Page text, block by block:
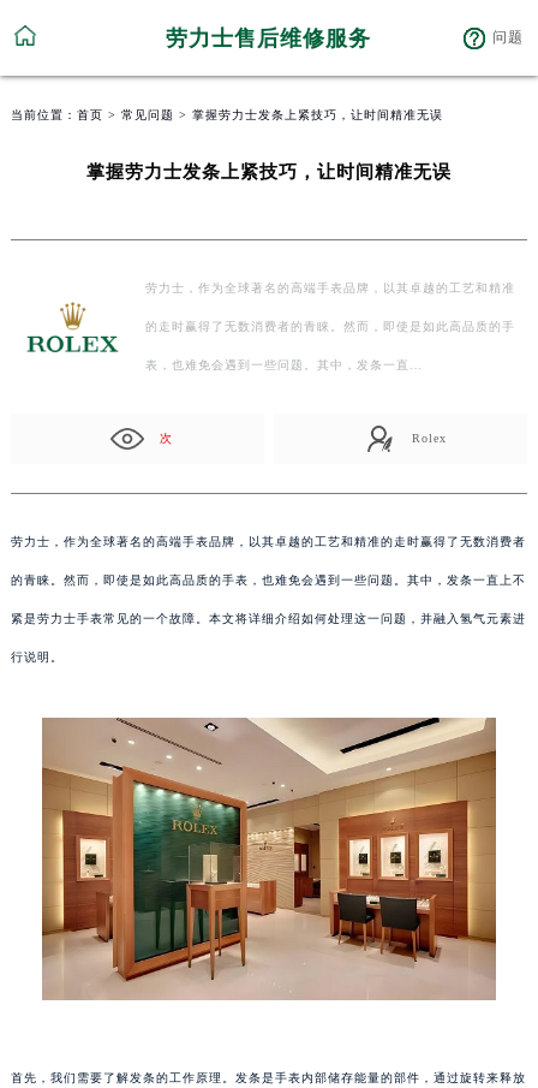
劳力士售后维修服务 问题
当前位置： 首页 > 常见问题 > 掌握劳力士发条上紧技巧，让时间精准无误
掌握劳力士发条上紧技巧，让时间精准无误
劳力士，作为全球著名的高端手表品牌，以其卓越的工艺和精准
的走时赢得了无数消费者的青睐。然而，即使是如此高品质的手
表，也难免会遇到一些问题。其中，发条一直…
次 Rolex
劳力士，作为全球著名的高端手表品牌，以其卓越的工艺和精准的走时赢得了无数消费者
的青睐。然而，即使是如此高品质的手表，也难免会遇到一些问题。其中，发条一直上不
紧是劳力士手表常见的一个故障。本文将详细介绍如何处理这一问题，并融入氢气元素进
行说明。
首先，我们需要了解发条的工作原理。发条是手表内部储存能量的部件，通过旋转来释放